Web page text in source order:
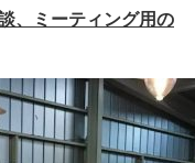
、ミーティング用の